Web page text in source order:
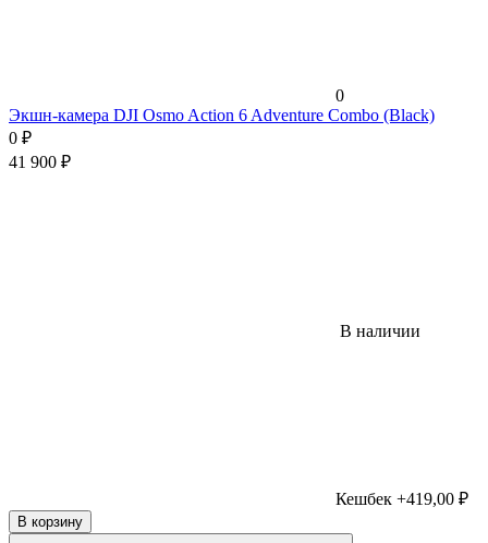
0
Экшн-камера DJI Osmo Action 6 Adventure Combo (Black)
0 ₽
41 900 ₽
В наличии
Кешбек +419,00 ₽
В корзину